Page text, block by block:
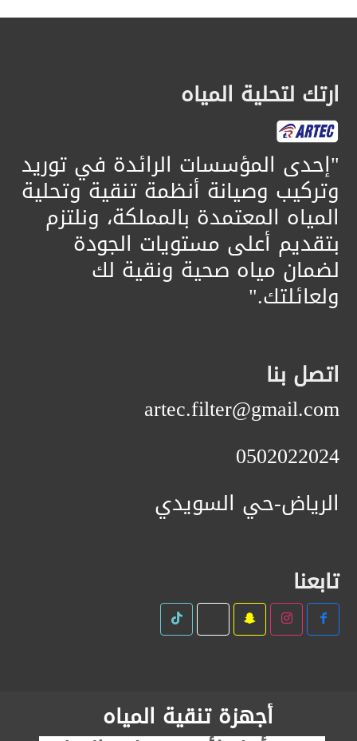
ارتك لتحلية المياه
​"إحدى المؤسسات الرائدة في توريد
وتركيب وصيانة أنظمة تنقية وتحلية
المياه المعتمدة بالمملكة، ونلتزم
بتقديم أعلى مستويات الجودة
لضمان مياه صحية ونقية لك
ولعائلتك."
اتصل بنا
artec.filter@gmail.com
0502022024
الرياض-حي السويدي
تابعنا
أجهزة تنقية المياه